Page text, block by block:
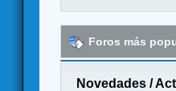
Foros más
Novedades /